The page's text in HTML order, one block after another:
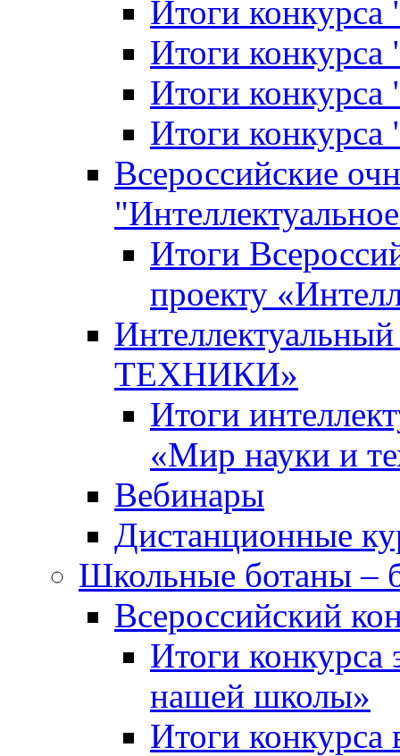
Итоги
Итоги конкурса
Итоги
Итоги
Всероссийские
Итоги
проекту
ТЕХНИКИ»
Итоги
«Мир науки и
Вебинары
Дистанционные
Школьные ботаны –
Всероссийский
Итоги
нашей школы»
Итоги конкурса